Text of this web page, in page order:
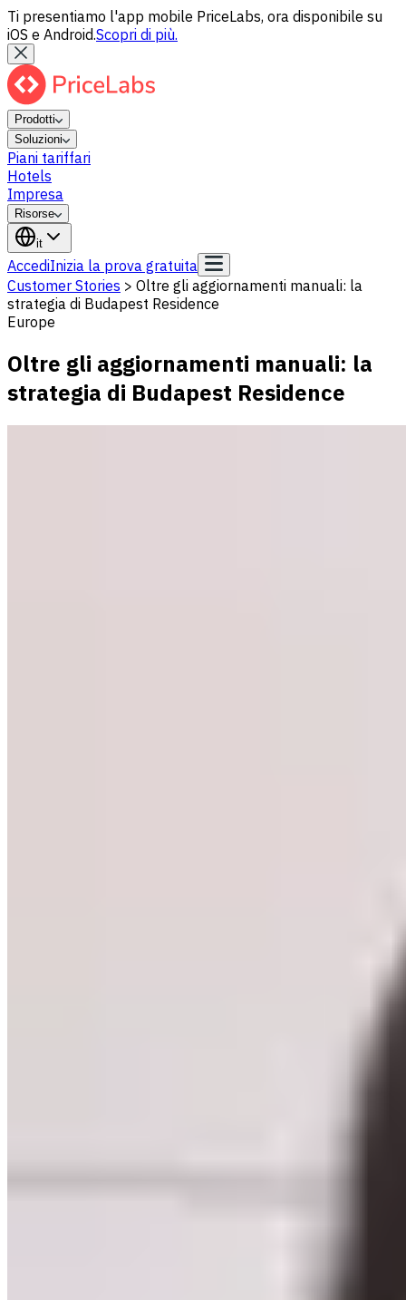
Ti presentiamo l'app mobile PriceLabs, ora disponibile su
iOS e Android.Scopri di più.
Prodotti
Soluzioni
Piani tariffari
Hotels
Impresa
Risorse
it
AccediInizia la prova gratuita
Customer Stories > Oltre gli aggiornamenti manuali: la
strategia di Budapest Residence
Europe
Oltre gli aggiornamenti manuali: la
strategia di Budapest Residence